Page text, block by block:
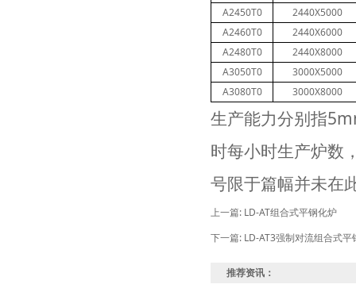
A2450T0
2440X5000
A2460T0
2440X6000
A2480T0
2440X8000
A3050T0
3000X5000
A3080T0
3000X8000
生产能力分别指
时每小时生产炉数
号限于篇幅并未在
上一篇: LD-AT组合式平钢化炉
下一篇: LD-AT3强制对流组合式平
推荐资讯：